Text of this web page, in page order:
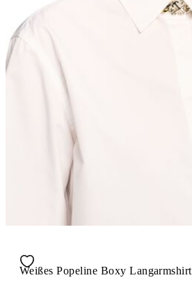
Weißes Popeline Boxy Langarmshirt